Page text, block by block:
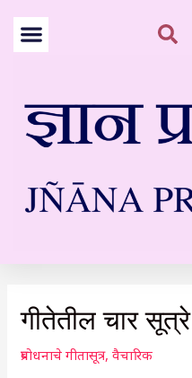
content
गीतेतील चार सूत्रे
प्रबोधनाचे गीतासूत्र,वैचारिक